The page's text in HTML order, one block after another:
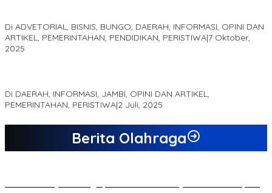
Di ADVETORIAL, BISNIS, BUNGO, DAERAH, INFORMASI, OPINI DAN
ARTIKEL, PEMERINTAHAN, PENDIDIKAN, PERISTIWA|7 Oktober,
2025
Di DAERAH, INFORMASI, JAMBI, OPINI DAN ARTIKEL,
PEMERINTAHAN, PERISTIWA|2 Juli, 2025
Berita Olahraga